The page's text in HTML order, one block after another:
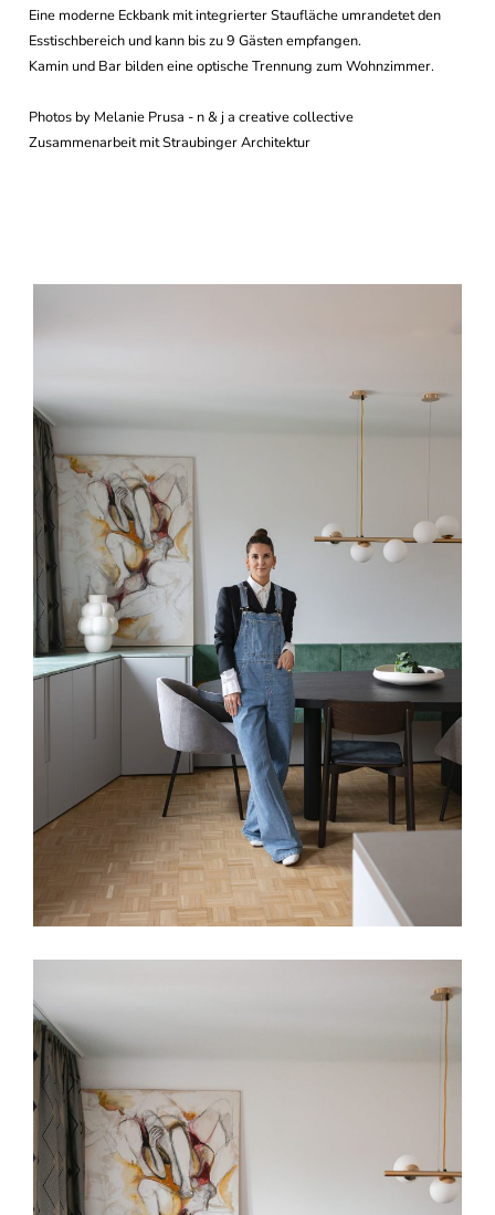
Eine moderne Eckbank mit integrierter Staufläche umrandetet den
Esstischbereich und kann bis zu 9 Gästen empfangen.
Kamin und Bar bilden eine optische Trennung zum Wohnzimmer.
Photos by Melanie Prusa - n & j a creative collective
Zusammenarbeit mit Straubinger Architektur